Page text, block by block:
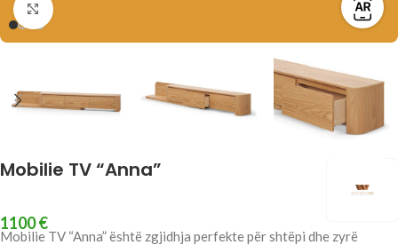
Click to enlarge
Mobilie TV “Anna”
1100€
Mobilie TV “Anna” është zgjidhja perfekte për shtëpi dhe zyrë